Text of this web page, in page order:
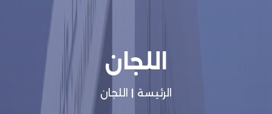
اللجان
الرئيسة اللجان